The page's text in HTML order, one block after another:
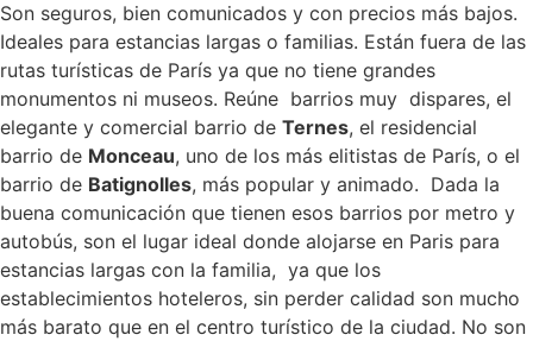
Son seguros, bien comunicados y con precios más bajos.
Ideales para estancias largas o familias. Están fuera de las
rutas turísticas de París ya que no tiene grandes
monumentos ni museos. Reúne barrios muy dispares, el
elegante y comercial barrio de Ternes, el residencial
barrio de Monceau, uno de los más elitistas de París, o el
barrio de Batignolles, más popular y animado. Dada la
buena comunicación que tienen esos barrios por metro y
autobús, son el lugar ideal donde alojarse en Paris para
estancias largas con la familia, ya que los
establecimientos hoteleros, sin perder calidad son mucho
más barato que en el centro turístico de la ciudad. No son